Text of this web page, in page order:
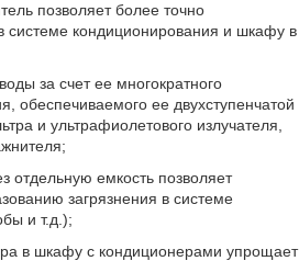
позволяет более точно
системе кондиционирования и шкафу в
за счет ее многократного
обеспечиваемого ее двухступенчатой
и ультрафиолетового излучателя,
отдельную емкость позволяет
загрязнения в системе
и т.д.);
в шкафу с кондиционерами упрощает